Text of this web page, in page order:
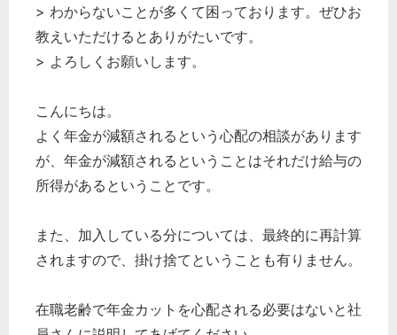
> わからないことが多くて困っております。ぜひお
教えいただけるとありがたいです。
> よろしくお願いします。
こんにちは。
よく年金が減額されるという心配の相談があります
が、年金が減額されるということはそれだけ給与の
所得があるということです。
また、加入している分については、最終的に再計算
されますので、掛け捨てということも有りません。
在職老齢で年金カットを心配される必要はないと社